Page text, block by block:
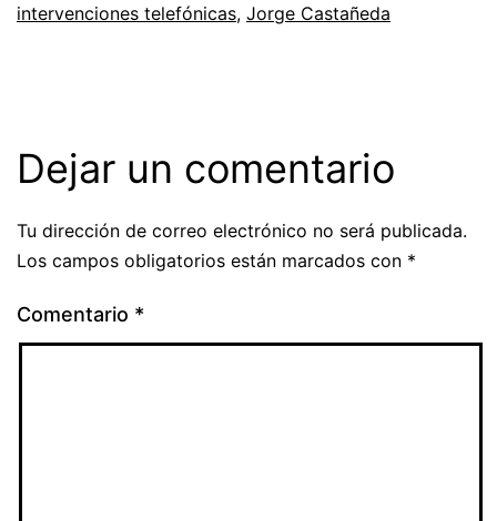
intervenciones telefónicas, Jorge Castañeda
Dejar un comentario
Tu dirección de correo electrónico no será publicada.
Los campos obligatorios están marcados con *
Comentario *